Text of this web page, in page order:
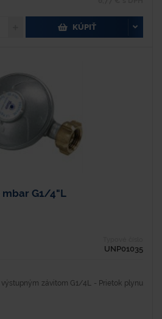
KÚPIŤ
G1/4"L
UNP01035
závitom G1/4L - Prietok plynu